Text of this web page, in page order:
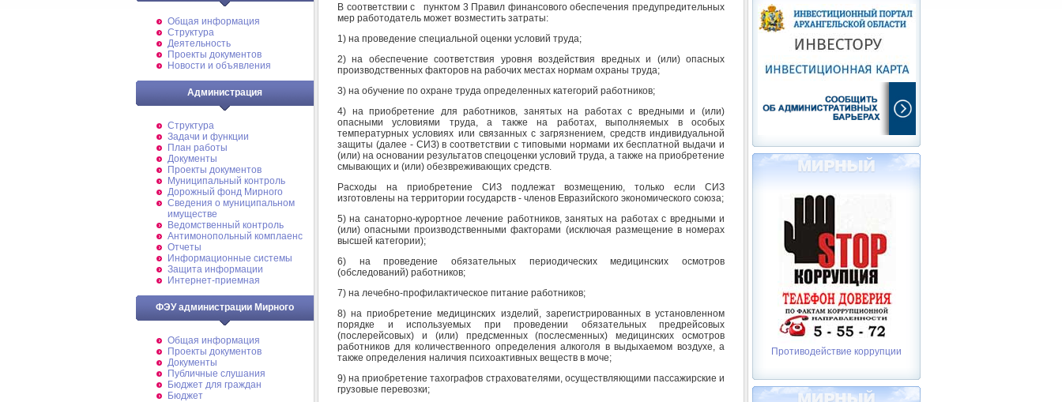
Общая информация
Структура
Деятельность
Проекты документов
Новости и объявления
Администрация
Структура
Задачи и функции
План работы
Документы
Проекты документов
Муниципальный контроль
Дорожный фонд Мирного
Cведения о муниципальном
имуществе
Ведомственный контроль
Антимонопольный комплаенс
Отчеты
Информационные системы
Защита информации
Интернет-приемная
ФЭУ администрации Мирного
Общая информация
Проекты документов
Документы
Публичные слушания
Бюджет для граждан
Бюджет
В соответствии с пунктом 3 Правил финансового обеспечения предупредительных
мер работодатель может возместить затраты:
1) на проведение специальной оценки условий труда;
2) на обеспечение соответствия уровня воздействия вредных и (или) опасных
производственных факторов на рабочих местах нормам охраны труда;
3) на обучение по охране труда определенных категорий работников;
4) на приобретение для работников, занятых на работах с вредными и (или)
опасными условиями труда, а также на работах, выполняемых в особых
температурных условиях или связанных с загрязнением, средств индивидуальной
защиты (далее - СИЗ) в соответствии с типовыми нормами их бесплатной выдачи и
(или) на основании результатов спецоценки условий труда, а также на приобретение
смывающих и (или) обезвреживающих средств.
Расходы на приобретение СИЗ подлежат возмещению, только если СИЗ
изготовлены на территории государств - членов Евразийского экономического союза;
5) на санаторно-курортное лечение работников, занятых на работах с вредными и
(или) опасными производственными факторами (исключая размещение в номерах
высшей категории);
6) на проведение обязательных периодических медицинских осмотров
(обследований) работников;
7) на лечебно-профилактическое питание работников;
8) на приобретение медицинских изделий, зарегистрированных в установленном
порядке и используемых при проведении обязательных предрейсовых
(послерейсовых) и (или) предсменных (послесменных) медицинских осмотров
работников для количественного определения алкоголя в выдыхаемом воздухе, а
также определения наличия психоактивных веществ в моче;
9) на приобретение тахографов страхователями, осуществляющими пассажирские и
грузовые перевозки;
Противодействие коррупции